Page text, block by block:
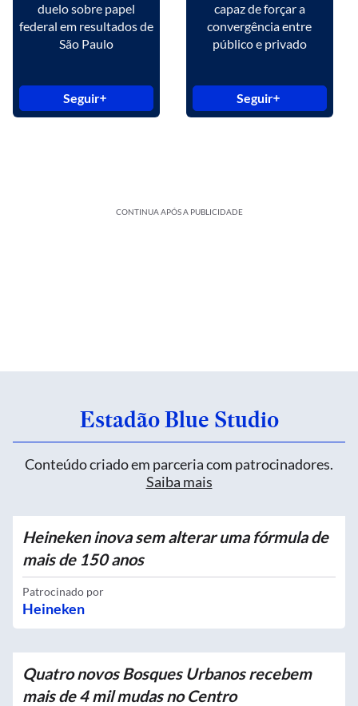
duelo sobre papel
federal em resultados de
São Paulo
Seguir
capaz de forçar a
convergência entre
público e privado
Seguir
CONTINUA APÓS A PUBLICIDADE
Estadão Blue Studio
Conteúdo criado em parceria com patrocinadores.
Saiba mais
Heineken inova sem alterar uma fórmula de
mais de 150 anos
Patrocinado por
Heineken
Quatro novos Bosques Urbanos recebem
mais de 4 mil mudas no Centro